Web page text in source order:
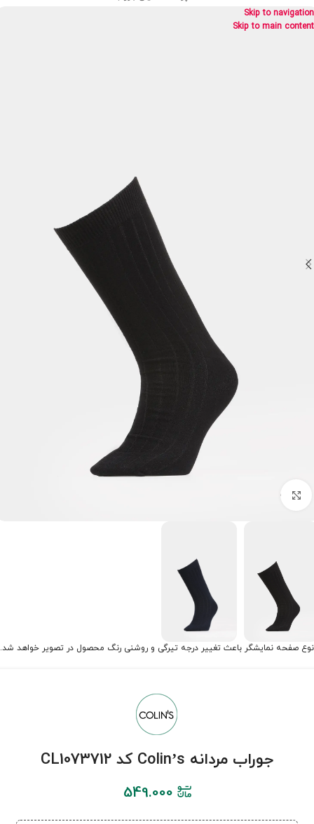
Skip to navigation
Skip to main content
برای بزرگنمایی کلیک کنید
نوع صفحه نمایشگر باعث تغییر درجه تیرگی و روشنی رنگ محصول در تصویر خواهد شد.
جوراب مردانه Colin’s کد CL1073712
549.000